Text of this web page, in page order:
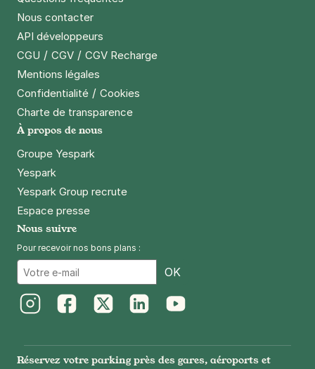
Nous contacter
API développeurs
CGU / CGV / CGV Recharge
Mentions légales
Confidentialité / Cookies
Charte de transparence
À propos de nous
Groupe Yespark
Yespark
Yespark Group recrute
Espace presse
Nous suivre
Pour recevoir nos bons plans :
OK
Réservez votre parking près des gares, aéroports et